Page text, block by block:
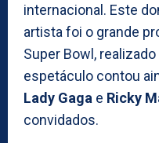
internacional. Este
artista foi o grande
Super Bowl, realizado
espetáculo contou
Lady Gaga e Ricky
convidados.